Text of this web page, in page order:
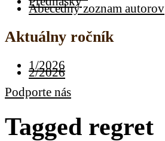
Abecedný zoznam autorov
Aktuálny ročník
1/2026
2/2026
Podporte nás
Tagged regret